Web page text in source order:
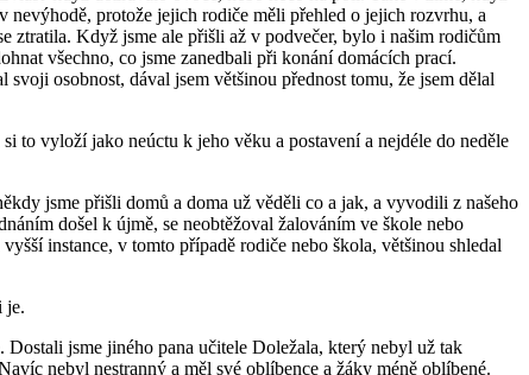
protože jejich rodiče měli přehled o jejich rozvrhu, a
ztratila. Když jsme ale přišli až v podvečer, bylo i našim rodičům
všechno, co jsme zanedbali při konání domácích prací.
osobnost, dával jsem většinou přednost tomu, že jsem dělal
to vyloží jako neúctu k jeho věku a postavení a nejdéle do neděle
jsme přišli domů a doma už věděli co a jak, a vyvodili z našeho
došel k újmě, se neobtěžoval žalováním ve škole nebo
instance, v tomto případě rodiče nebo škola, většinou shledal
je.
jsme jiného pana učitele Doležala, který nebyl už tak
nebyl nestranný a měl své oblíbence a žáky méně oblíbené.